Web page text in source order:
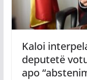
Kaloi
deputetë
apo